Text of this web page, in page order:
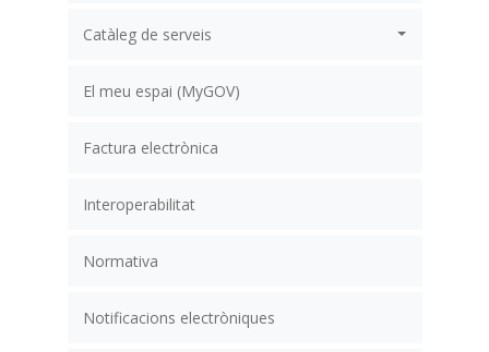
Catàleg de serveis
El meu espai (MyGOV)
Factura electrònica
Interoperabilitat
Normativa
Notificacions electròniques